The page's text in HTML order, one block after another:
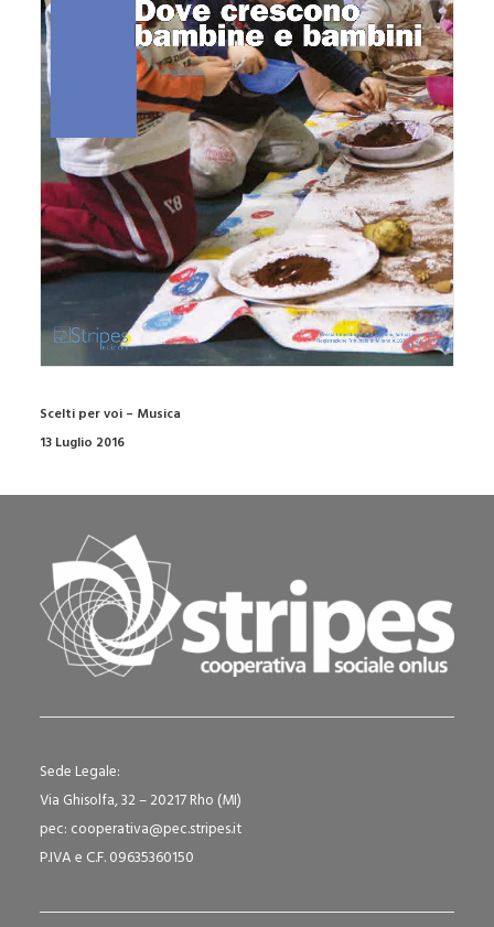
Scelti per voi – Musica
13 Luglio 2016
Sede Legale:
Via Ghisolfa, 32 – 20217 Rho (MI)
pec: cooperativa@pec.stripes.it
P.IVA e C.F. 09635360150